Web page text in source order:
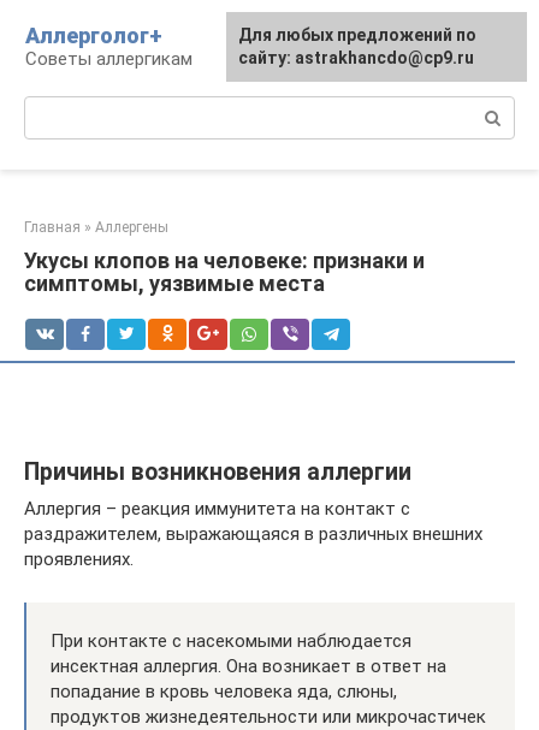
контенту
Аллерголог+
Советы аллергикам
Главная » Аллергены
Укусы клопов на человеке: признаки и
симптомы, уязвимые места
Причины возникновения аллергии
Аллергия – реакция иммунитета на контакт с
раздражителем, выражающаяся в различных внешних
проявлениях.
При контакте с насекомыми наблюдается
инсектная аллергия. Она возникает в ответ на
попадание в кровь человека яда, слюны,
продуктов жизнедеятельности или микрочастичек
Для любых предложений по
сайту: astrakhancdo@cp9.ru